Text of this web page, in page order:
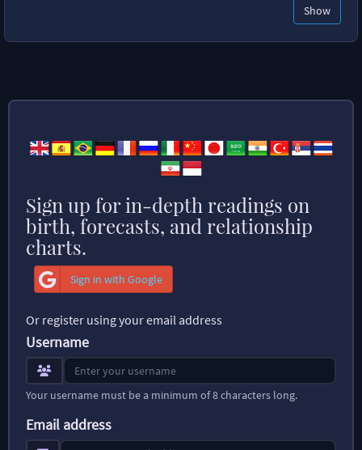
Show
Sign up for in-depth readings on
birth, forecasts, and relationship
charts.
Sign in with Google
Or register using your email address
Username
Your username must be a minimum of 8 characters long.
Email address